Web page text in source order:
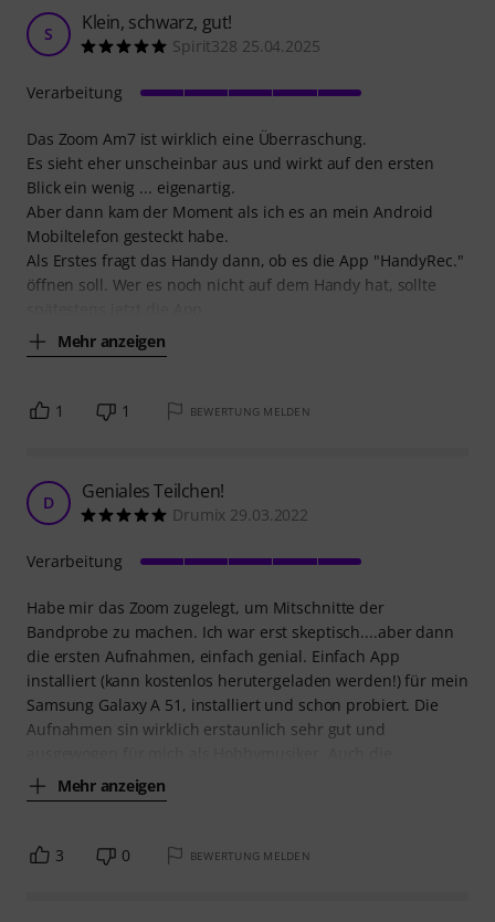
S Klein, schwarz, gut!
Spirit328 25.04.2025
Das Zoom Am7 ist wirklich eine Überraschung.
Es sieht eher unscheinbar aus und wirkt auf den ersten
Blick ein wenig ... eigenartig.
Aber dann kam der Moment als ich es an mein Android
Mobiltelefon gesteckt habe.
Als Erstes fragt das Handy dann, ob es die App "HandyRec."
öffnen soll. Wer es noch nicht auf dem Handy hat, sollte
Mehr anzeigen
Verarbeitung
1 1 BEWERTUNG MELDEN
D Geniales Teilchen!
Drumix 29.03.2022
Habe mir das Zoom zugelegt, um Mitschnitte der
Bandprobe zu machen. Ich war erst skeptisch....aber dann
die ersten Aufnahmen, einfach genial. Einfach App
installiert (kann kostenlos herutergeladen werden!) für mein
Samsung Galaxy A 51, installiert und schon probiert. Die
Aufnahmen sin wirklich erstaunlich sehr gut und
Mehr anzeigen
Verarbeitung
3 0 BEWERTUNG MELDEN